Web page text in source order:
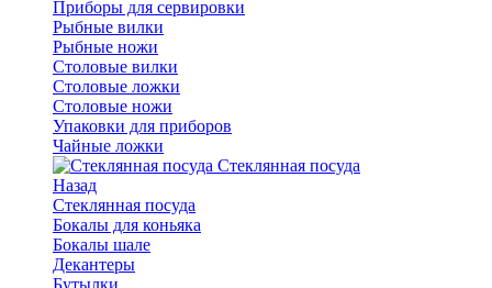
Приборы для сервировки
Рыбные вилки
Рыбные ножи
Столовые вилки
Столовые ложки
Столовые ножи
Упаковки для приборов
Чайные ложки
Стеклянная посуда
Назад
Стеклянная посуда
Бокалы для коньяка
Бокалы шале
Декантеры
Бутылки